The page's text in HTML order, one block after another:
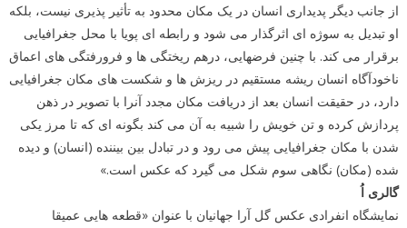
از جانب دیگر پدیداری انسان در یک مکان محدود به تأثیر پذیری نیست، بلکه
او تبدیل به سوژه ای اثرگذار می شود و رابطه ای پویا با محل جغرافیایی
برقرار می کند. با چنین فرضهایی، درهم ریختگی ها و فرورفتگی های اعماق
ناخودآگاه انسان ریشه مستقیم در ریزش ها و شکست های مکان جغرافیایی
دارد، در حقیقت انسان بعد از دریافت مکان مجدد آنرا با تصویر در ذهن
پردازش کرده و تن خویش را شبیه به آن می کند بگونه ای که تا مرز یکی
شدن با مکان جغرافیایی پیش می رود و در تبادل بین بیننده (انسان) و دیده
شده (مکان) نگاهی سوم شکل می گیرد که عکس است.»
گالری اُ
نمایشگاه انفرادی عکس گل آرا جهانیان با عنوان «قطعه هایی عمیقا